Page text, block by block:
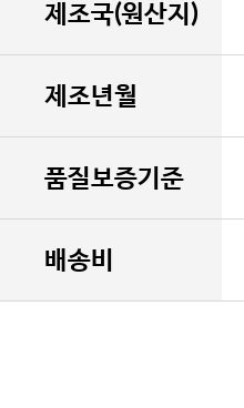
제조국(원산지)
제조년월
품질보증기준
배송비